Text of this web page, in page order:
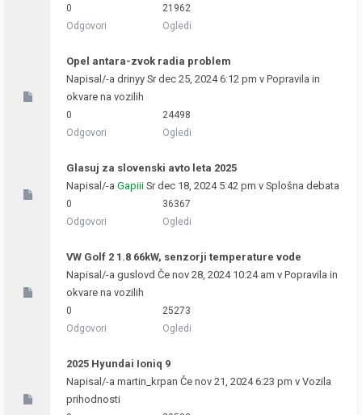
0
Odgovori
21962
Ogledi
Opel antara-zvok radia problem
Napisal/-a drinyy Sr dec 25, 2024 6:12 pm v Popravila in
okvare na vozilih
0
Odgovori
24498
Ogledi
Glasuj za slovenski avto leta 2025
Napisal/-a Gapiii Sr dec 18, 2024 5:42 pm v Splošna debata
0
Odgovori
36367
Ogledi
VW Golf 2 1.8 66kW, senzorji temperature vode
Napisal/-a guslovd Če nov 28, 2024 10:24 am v Popravila in
okvare na vozilih
0
Odgovori
25273
Ogledi
2025 Hyundai Ioniq 9
Napisal/-a martin_krpan Če nov 21, 2024 6:23 pm v Vozila
prihodnosti